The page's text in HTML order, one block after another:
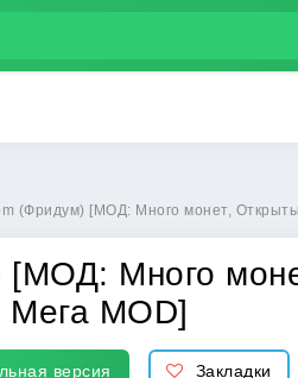
[МОД: Много монет, Открытые уровни и Мега
[МОД: Много
MOD]
версия Закладки